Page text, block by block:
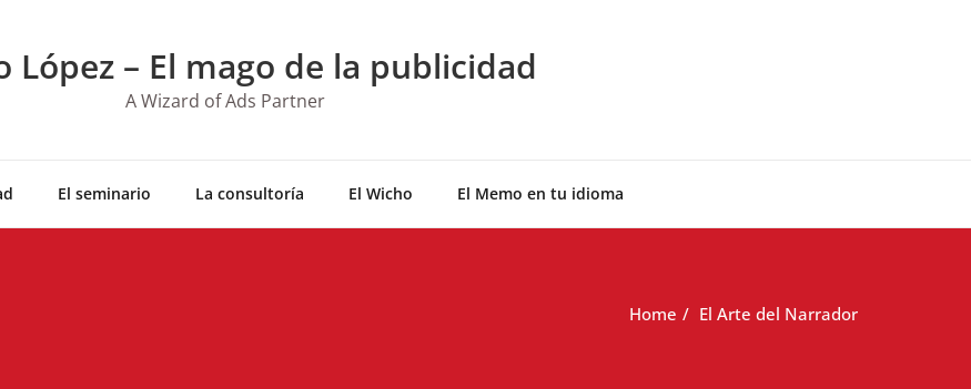
López – El mago de la publicidad
A Wizard of Ads Partner
El seminario La consultoría El Wicho El Memo en tu idioma
Home El Arte del Narrador